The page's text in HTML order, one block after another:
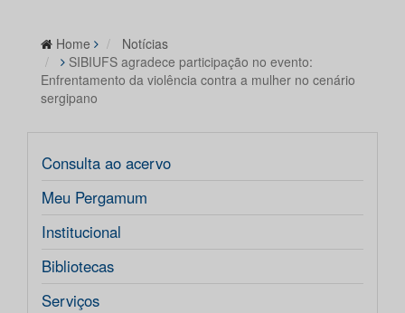
Home
Notícias
SIBIUFS agradece participação no evento:
Enfrentamento da violência contra a mulher no cenário
sergipano
Consulta ao acervo
Meu Pergamum
Institucional
Bibliotecas
Serviços